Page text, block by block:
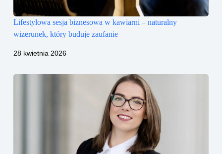
Lifestylowa sesja biznesowa w kawiarni – naturalny
wizerunek, który buduje zaufanie
28 kwietnia 2026